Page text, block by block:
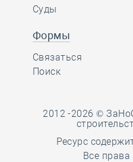
Суды
Формы
Связаться
Поиск
2012 -2026 ©
Ресурс
Все